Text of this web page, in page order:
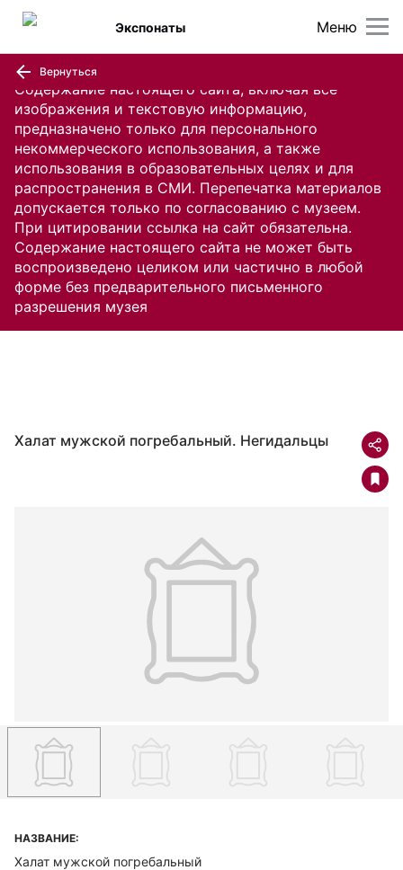
Содержание настоящего сайта, включая все
изображения и текстовую информацию,
предназначено только для персонального
некоммерческого использования, а также
использования в образовательных целях и для
распространения в СМИ. Перепечатка материалов
допускается только по согласованию с музеем.
При цитировании ссылка на сайт обязательна.
Содержание настоящего сайта не может быть
воспроизведено целиком или частично в любой
форме без предварительного письменного
разрешения музея
Меню
Экспонаты
Вернуться
Халат мужской погребальный. Негидальцы
НАЗВАНИЕ:
Халат мужской погребальный